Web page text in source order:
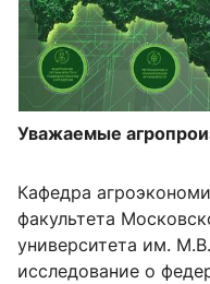
Уважаемые
Кафедра
факультета
университета им.
исследование о